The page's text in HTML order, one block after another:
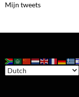
Mijn tweets